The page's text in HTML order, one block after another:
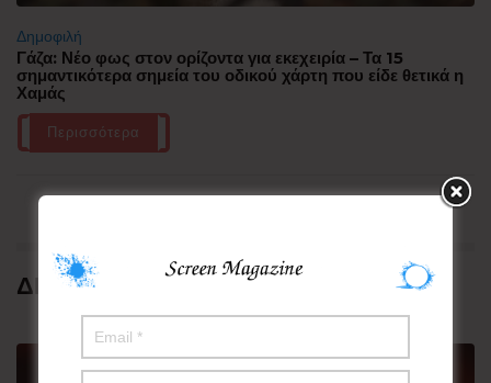
Δημοφιλή
Γάζα: Νέο φως στον ορίζοντα για εκεχειρία – Τα 15
σημαντικότερα σημεία του οδικού χάρτη που είδε θετικά η
Χαμάς
Περισσότερα
ΔΗΜΟΦΙΛΗ